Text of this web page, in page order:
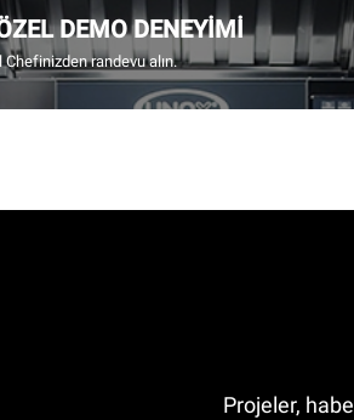
DEMO DENEYİMİ
Chefinizden randevu alın.
Projeler,